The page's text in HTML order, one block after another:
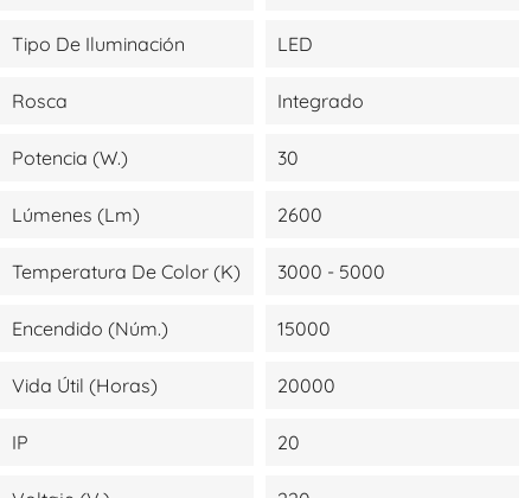
Tipo De Iluminación LED
Rosca Integrado
Potencia (W.) 30
Lúmenes (lm) 2600
Temperatura De Color (K) 3000 - 5000
Encendido (Núm.) 15000
Vida Útil (Horas) 20000
IP 20